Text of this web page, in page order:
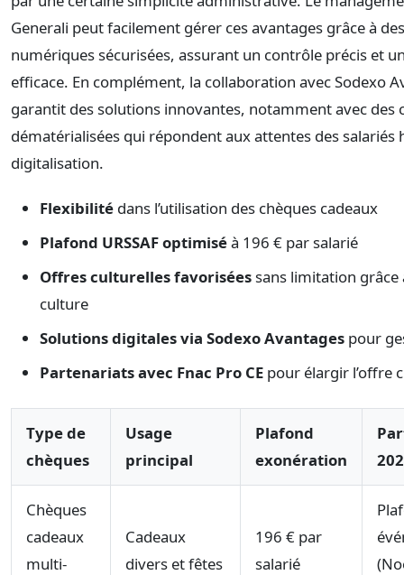
Generali peut facilement gérer ces avantages grâce à
numériques sécurisées, assurant un contrôle précis et
efficace. En complément, la collaboration avec Sodexo
garantit des solutions innovantes, notamment avec des
dématérialisées qui répondent aux attentes des salariés
digitalisation.
Flexibilité dans l’utilisation des chèques cadeaux
Plafond URSSAF optimiséà 196 € par salarié
Offres culturelles favoriséessans limitation grâce
culture
Solutions digitales via Sodexo Avantages pour
Partenariats avec Fnac Pro CE pour élargir l’offre
Type de
chèques
Usage
principal
Plafond
exonération
Chèques
cadeaux
multi-
Cadeaux
divers et fêtes
196 € par
salarié